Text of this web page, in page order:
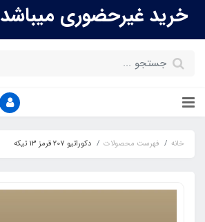
خرید غیرحضوری میباشد
خانه فهرست محصولات دکوراتیو 207 قرمز 13 تیکه